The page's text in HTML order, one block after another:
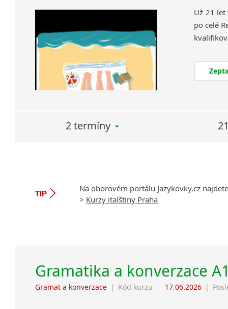
Už 21 let
po celé
2 termíny
TIP
Na oborovém portálu Jazykovky.cz
> Kurzy italštiny Praha
Gramatika a konverzace
Gramat a konverzace | Kód kurzu 17.06.2026 |